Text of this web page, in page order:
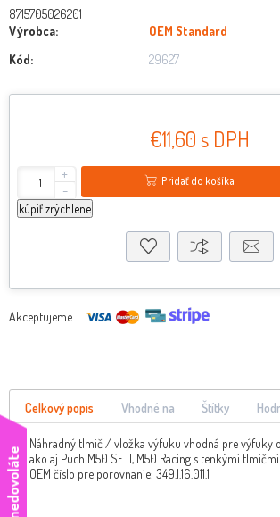
8715705026201
Výrobca:
OEM Standard
Kód:
29627
€11,60 s DPH
+
-
Pridať do košíka
kúpiť zrýchlene
Akceptujeme
Celkový popis Vhodné na Štítky
Náhradný tlmič / vložka výfuku vhodná pre výfuky
ako aj Puch M50 SE II, M50 Racing s tenkými tlmičmi
OEM číslo pre porovnanie: 349.1.16.011.1